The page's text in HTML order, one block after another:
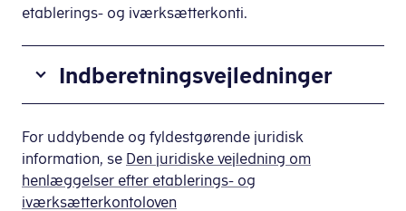
etablerings- og iværksætterkonti.
Indberetningsvejledninger
til
etableringskontosystemet
(EIS)
-
For uddybende og fyldestgørende juridisk
information, se Den juridiske vejledning om
henlæggelser efter etablerings- og
iværksætterkontoloven